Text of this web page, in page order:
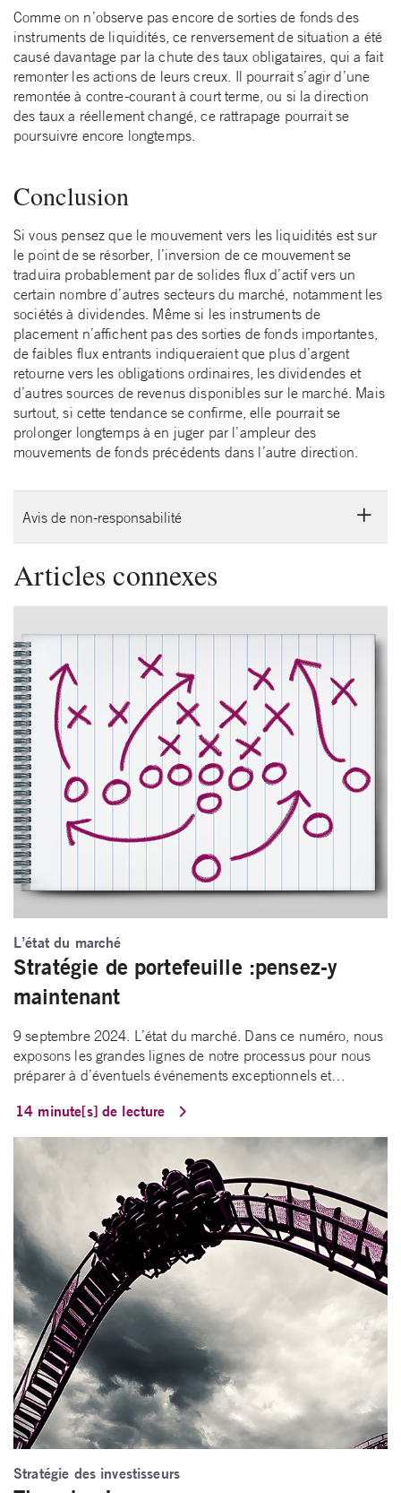
Comme on n’observe pas encore de sorties de fonds des
instruments de liquidités, ce renversement de situation a été
causé davantage par la chute des taux obligataires, qui a fait
remonter les actions de leurs creux. Il pourrait s’agir d’une
remontée à contre-courant à court terme, ou si la direction
des taux a réellement changé, ce rattrapage pourrait se
poursuivre encore longtemps.
Conclusion
Si vous pensez que le mouvement vers les liquidités est sur
le point de se résorber, l’inversion de ce mouvement se
traduira probablement par de solides flux d’actif vers un
certain nombre d’autres secteurs du marché, notamment les
sociétés à dividendes. Même si les instruments de
placement n’affichent pas des sorties de fonds importantes,
de faibles flux entrants indiqueraient que plus d’argent
retourne vers les obligations ordinaires, les dividendes et
d’autres sources de revenus disponibles sur le marché. Mais
surtout, si cette tendance se confirme, elle pourrait se
prolonger longtemps à en juger par l’ampleur des
mouvements de fonds précédents dans l’autre direction.
Avis de non-responsabilité
Articles connexes
L’état du marché
Stratégie de portefeuille :pensez-y
maintenant
9 septembre 2024. L’état du marché. Dans ce numéro, nous
exposons les grandes lignes de notre processus pour nous
préparer à d’éventuels événements exceptionnels et…
14 minute[s] de lecture
Stratégie des investisseurs